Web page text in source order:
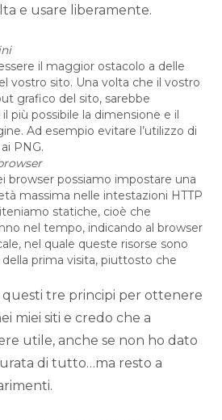
e usare liberamente.
il maggior ostacolo a delle
vostro sito. Una volta che il vostro
grafico del sito, sarebbe
più possibile la dimensione e il
Ad esempio evitare l’utilizzo di
PNG.
browser possiamo impostare una
massima nelle intestazioni HTTP
statiche, cioè che
nel tempo, indicando al browser
nel quale queste risorse sono
prima visita, piuttosto che
questi tre principi per ottenere
miei siti e credo che a
utile, anche se non ho dato
di tutto…ma resto a